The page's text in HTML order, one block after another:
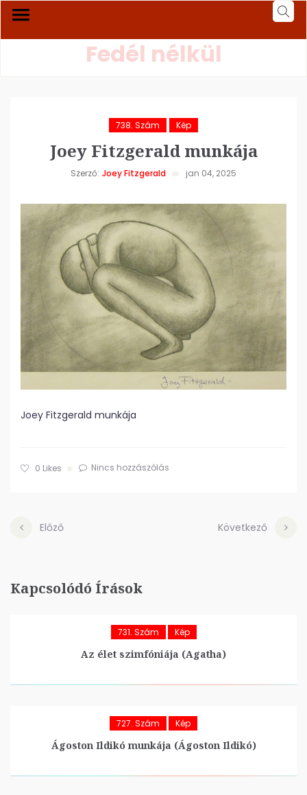
Fedél nélkül
738. Szám Kép
Joey Fitzgerald munkája
Szerző: Joey Fitzgerald jan 04, 2025
Joey Fitzgerald munkája
0 Likes Nincs hozzászólás
Előző Következő
Kapcsolódó Írások
731. Szám Kép
Az élet szimfóniája (Agatha)
727. Szám Kép
Ágoston Ildikó munkája (Ágoston Ildikó)